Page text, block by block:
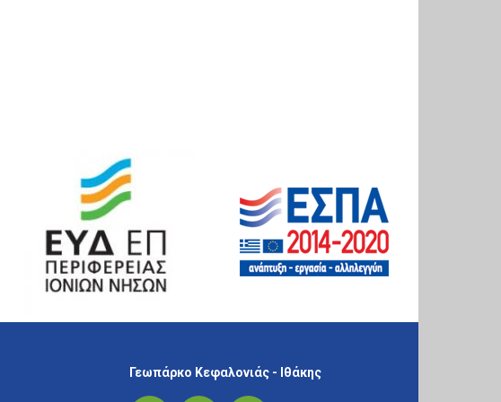
Γεωπάρκο Κεφαλονιάς - Ιθάκης